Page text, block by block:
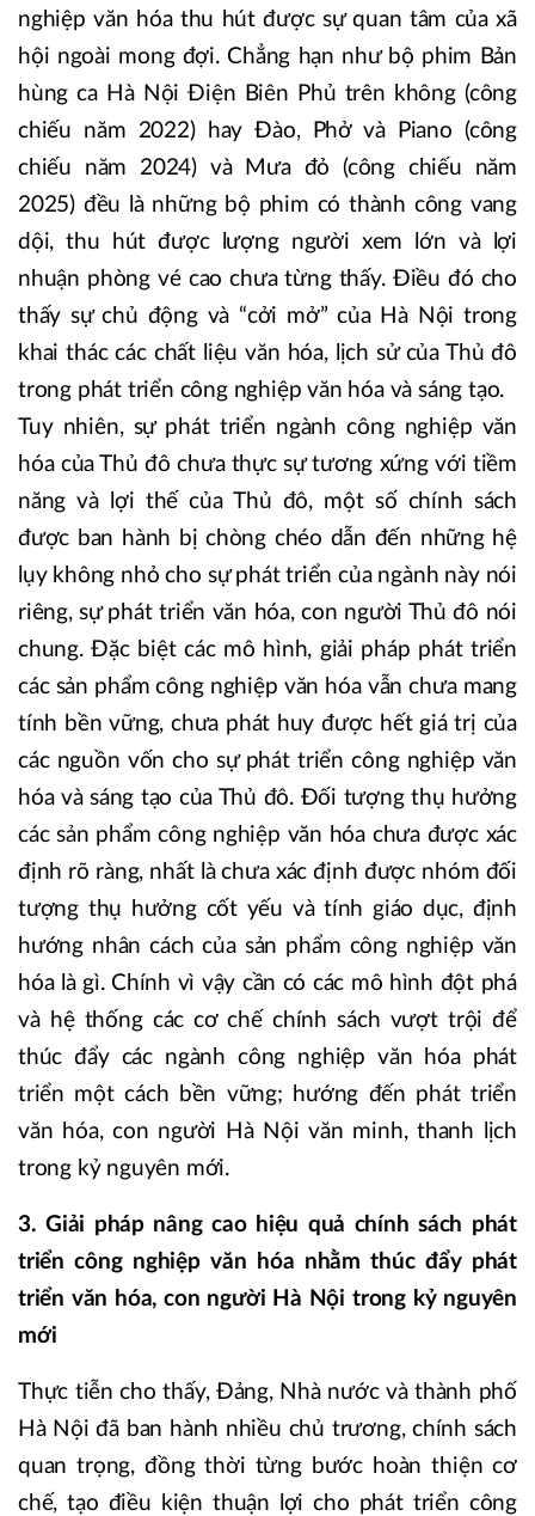
nghiệp văn hóa thu hút được sự quan tâm của xã
hội ngoài mong đợi. Chẳng hạn như bộ phim Bản
hùng ca Hà Nội Điện Biên Phủ trên không (công
chiếu năm 2022) hay Đào, Phở và Piano (công
chiếu năm 2024) và Mưa đỏ (công chiếu năm
2025) đều là những bộ phim có thành công vang
dội, thu hút được lượng người xem lớn và lợi
nhuận phòng vé cao chưa từng thấy. Điều đó cho
thấy sự chủ động và “cởi mở” của Hà Nội trong
khai thác các chất liệu văn hóa, lịch sử của Thủ đô
trong phát triển công nghiệp văn hóa và sáng tạo.
Tuy nhiên, sự phát triển ngành công nghiệp văn
hóa của Thủ đô chưa thực sự tương xứng với tiềm
năng và lợi thế của Thủ đô, một số chính sách
được ban hành bị chòng chéo dẫn đến những hệ
lụy không nhỏ cho sự phát triển của ngành này nói
riêng, sự phát triển văn hóa, con người Thủ đô nói
chung. Đặc biệt các mô hình, giải pháp phát triển
các sản phẩm công nghiệp văn hóa vẫn chưa mang
tính bền vững, chưa phát huy được hết giá trị của
các nguồn vốn cho sự phát triển công nghiệp văn
hóa và sáng tạo của Thủ đô. Đối tượng thụ hưởng
các sản phẩm công nghiệp văn hóa chưa được xác
định rõ ràng, nhất là chưa xác định được nhóm đối
tượng thụ hưởng cốt yếu và tính giáo dục, định
hướng nhân cách của sản phẩm công nghiệp văn
hóa là gì. Chính vì vậy cần có các mô hình đột phá
và hệ thống các cơ chế chính sách vượt trội để
thúc đẩy các ngành công nghiệp văn hóa phát
triển một cách bền vững; hướng đến phát triển
văn hóa, con người Hà Nội văn minh, thanh lịch
trong kỷ nguyên mới.
3. Giải pháp nâng cao hiệu quả chính sách phát
triển công nghiệp văn hóa nhằm thúc đẩy phát
triển văn hóa, con người Hà Nội trong kỷ nguyên
mới
Thực tiễn cho thấy, Đảng, Nhà nước và thành phố
Hà Nội đã ban hành nhiều chủ trương, chính sách
quan trọng, đồng thời từng bước hoàn thiện cơ
chế, tạo điều kiện thuận lợi cho phát triển công